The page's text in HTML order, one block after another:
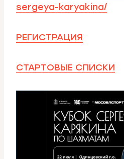
sergeya-karyakina/
РЕГИСТРАЦИЯ
СТАРТОВЫЕ СПИСКИ